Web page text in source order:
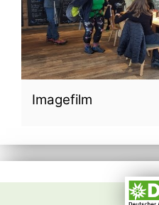
Imagefilm